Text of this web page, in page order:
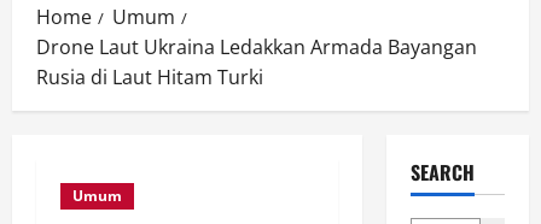
Home
Umum
Drone Laut Ukraina Ledakkan Armada Bayangan
Rusia di Laut Hitam Turki
Umum
SEARCH